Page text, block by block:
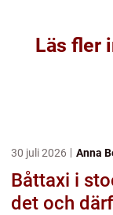
Läs fler
30 juli 2026 Anna
Båttaxi i
det och